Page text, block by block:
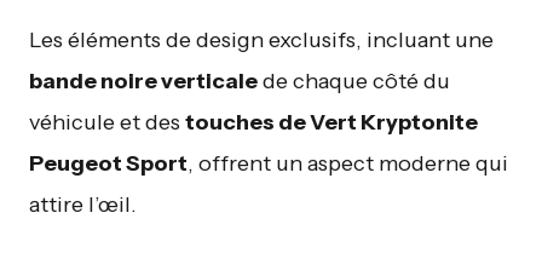
Les éléments de design exclusifs, incluant une
bande noire verticalede chaque côté du
véhicule et des touches de Vert Kryptonite
Peugeot Sport, offrent un aspect moderne qui
attire l’œil.